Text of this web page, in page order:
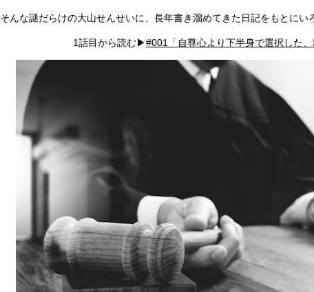
そんな謎だらけの大山せんせいに、長年書き溜めてきた日記をもとにい
1話目から読む▶︎#001「自尊心より下半身で選択した、